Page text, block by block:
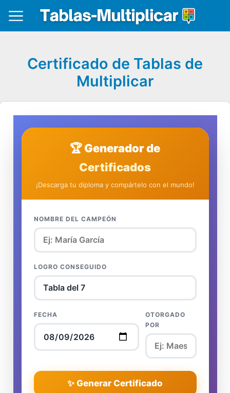
Certificado de Tablas de
Multiplicar
🏆 Generador de
Certificados
¡Descarga tu diploma y compártelo con el mundo!
NOMBRE DEL CAMPEÓN
LOGRO CONSEGUIDO
FECHA
OTORGADO
POR
✨ Generar Certificado